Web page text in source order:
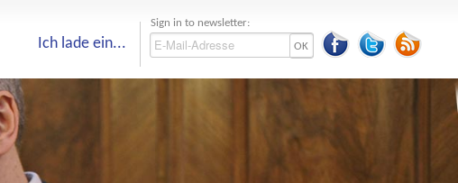
Sign in to newsletter:
OK
Ich lade ein...